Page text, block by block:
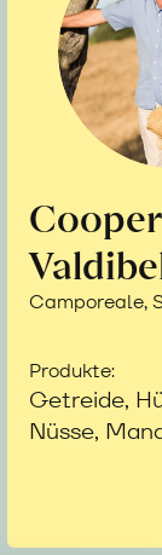
Camporeale,
Produkte:
Getreide,
Nüsse,